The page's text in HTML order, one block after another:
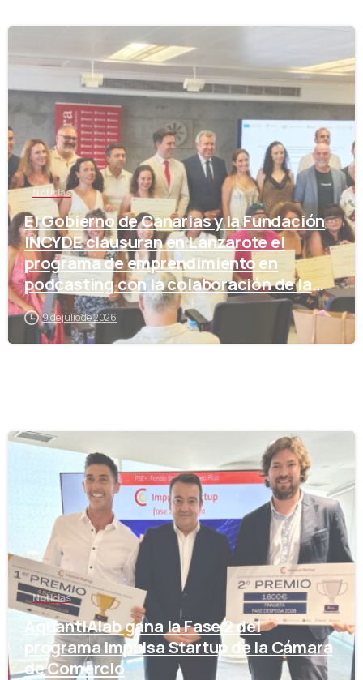
Noticias
El Gobierno de Canarias y la Fundación
INCYDE clausuran en Lanzarote el
programa de emprendimiento en
podcasting con la colaboración de la
Cámara de Comercio
9 de julio de 2026
Noticias
AquantIAlab gana la Fase 2 del
programa Impulsa Startup de la Cámara
de Comercio